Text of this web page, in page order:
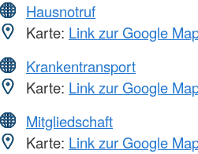
Hausnotruf
Karte: Link zur Google
Krankentransport
Karte: Link zur Google
Mitgliedschaft
Karte: Link zur Google